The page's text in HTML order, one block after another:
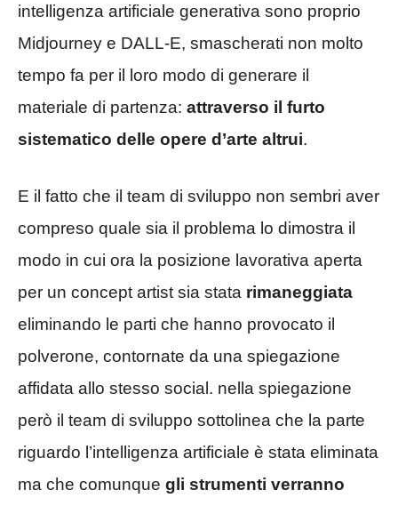
intelligenza artificiale generativa sono proprio
Midjourney e DALL-E, smascherati non molto
tempo fa per il loro modo di generare il
materiale di partenza: attraverso il furto
sistematico delle opere d’arte altrui.
E il fatto che il team di sviluppo non sembri aver
compreso quale sia il problema lo dimostra il
modo in cui ora la posizione lavorativa aperta
per un concept artist sia stata rimaneggiata
eliminando le parti che hanno provocato il
polverone, contornate da una spiegazione
affidata allo stesso social. nella spiegazione
però il team di sviluppo sottolinea che la parte
riguardo l’intelligenza artificiale è stata eliminata
ma che comunque gli strumenti verranno